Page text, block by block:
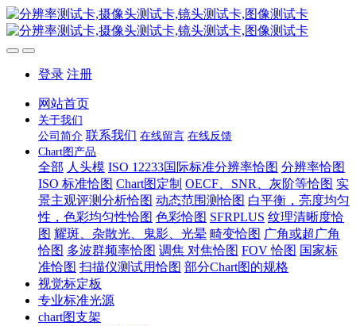
登录 注册
网站首页
关于我们
公司简介 联系我们 在线留言 在线反馈
Chart图产品
全部 人头模 ISO 12233国际标准分辨率恰图 分辨率恰图
ISO 标准恰图 Chart图定制 OECF、SNR、灰阶等恰图 实
景主观评测分析恰图 动态范围测恰图 白平衡，亮度均匀
性，色彩均匀性恰图 色彩恰图 SFRPLUS 纹理清晰度恰
图 耀斑、杂散光、鬼影、光晕 畸变恰图 广角或超广角
恰图 多波群频率恰图 调焦 对焦恰图 FOV 恰图 国家标
准恰图 扫描仪测试用恰图 部分Chart图的规格
视觉标定板
专业标准光源
chart图支架